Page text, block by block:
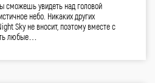
сможешь увидеть над головой
небо. Никаких других
Sky не вносит, поэтому вместе с
любые…